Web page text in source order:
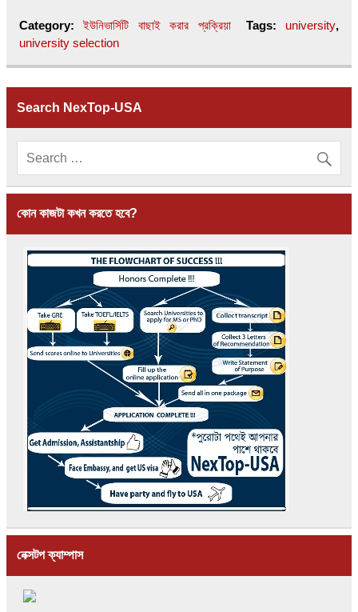
Category:ইউনিভার্সিটি বাছাই করার প্রক্রিয়া Tags: university,
university selection
Search NexTop-USA
কোন কাজটা কখন করতে হবে?
নেক্সটপ ক্যাম্পাস